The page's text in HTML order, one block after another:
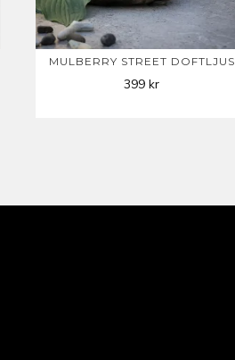
MULBERRY STREET DOFTLJUS
399kr